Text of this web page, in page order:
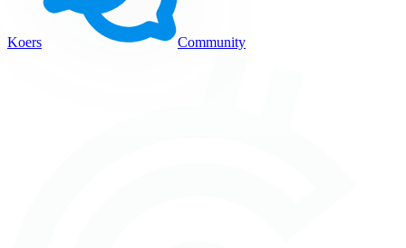
Koers Community